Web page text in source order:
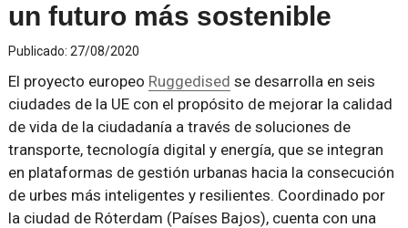
un futuro más sostenible
Publicado: 27/08/2020
El proyecto europeo Ruggedised se desarrolla en seis
ciudades de la UE con el propósito de mejorar la calidad
de vida de la ciudadanía a través de soluciones de
transporte, tecnología digital y energía, que se integran
en plataformas de gestión urbanas hacia la consecución
de urbes más inteligentes y resilientes. Coordinado por
la ciudad de Róterdam (Países Bajos), cuenta con una